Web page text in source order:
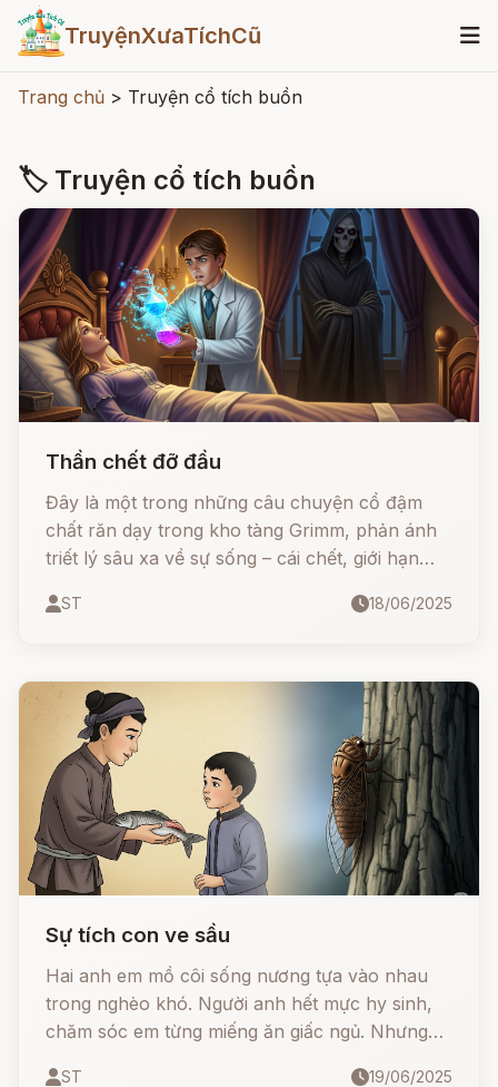
TruyệnXưaTíchCũ
Trang chủ > Truyện cổ tích buồn
🏷 Truyện cổ tích buồn
Thần chết đỡ đầu
Đây là một trong những câu chuyện cổ đậm
chất răn dạy trong kho tàng Grimm, phản ánh
triết lý sâu xa về sự sống – cái chết, giới hạn
ST 18/06/2025
Sự tích con ve sầu
Hai anh em mồ côi sống nương tựa vào nhau
trong nghèo khó. Người anh hết mực hy sinh,
chăm sóc em từng miếng ăn giấc ngủ. Nhưng
ST 19/06/2025